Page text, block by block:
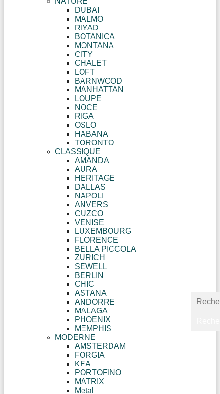
DUBAI
MALMO
RIYAD
BOTANICA
MONTANA
CITY
CHALET
LOFT
BARNWOOD
MANHATTAN
LOUPE
NOCE
RIGA
OSLO
HABANA
TORONTO
CLASSIQUE
AMANDA
AURA
HERITAGE
DALLAS
NAPOLI
ANVERS
CUZCO
VENISE
LUXEMBOURG
FLORENCE
BELLA PICCOLA
ZURICH
SEWELL
BERLIN
CHIC
ASTANA
ANDORRE
MALAGA
PHOENIX
MEMPHIS
MODERNE
AMSTERDAM
FORGIA
KEA
PORTOFINO
MATRIX
Metal